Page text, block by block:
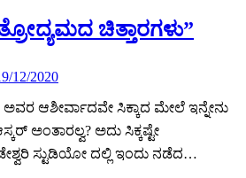
ಚಿತ್ತಾರಗಳು”
12/2020
ಆಶೀರ್ವಾದವೇ ಸಿಕ್ಕಾದ ಮೇಲೆ ಇನ್ನೇನು
ಅಂತಾರಲ್ವ? ಅದು ಸಿಕ್ಕಷ್ಟೇ
ಸ್ಟುಡಿಯೋ ದಲ್ಲಿ ಇಂದು ನಡೆದ…